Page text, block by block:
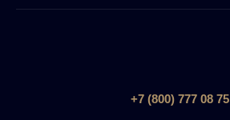
+7 (800) 777 08 75